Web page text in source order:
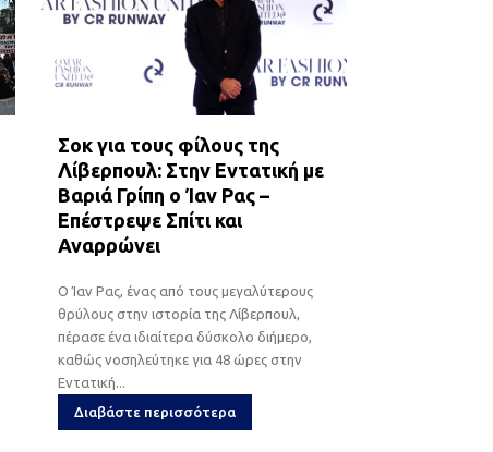
Σοκ για τους φίλους της
Λίβερπουλ: Στην Εντατική με
Βαριά Γρίπη ο Ίαν Ρας –
Επέστρεψε Σπίτι και
Αναρρώνει
Ο Ίαν Ρας, ένας από τους μεγαλύτερους
θρύλους στην ιστορία της Λίβερπουλ,
πέρασε ένα ιδιαίτερα δύσκολο διήμερο,
καθώς νοσηλεύτηκε για 48 ώρες στην
Εντατική...
Διαβάστε περισσότερα